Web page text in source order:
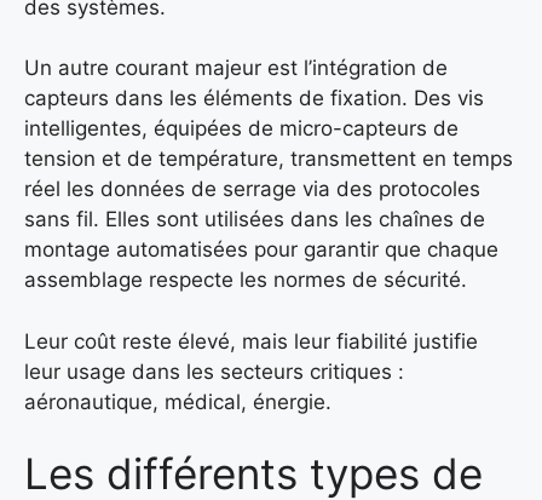
des systèmes.
Un autre courant majeur est l’intégration de
capteurs dans les éléments de fixation. Des vis
intelligentes, équipées de micro-capteurs de
tension et de température, transmettent en temps
réel les données de serrage via des protocoles
sans fil. Elles sont utilisées dans les chaînes de
montage automatisées pour garantir que chaque
assemblage respecte les normes de sécurité.
Leur coût reste élevé, mais leur fiabilité justifie
leur usage dans les secteurs critiques :
aéronautique, médical, énergie.
Les différents types de